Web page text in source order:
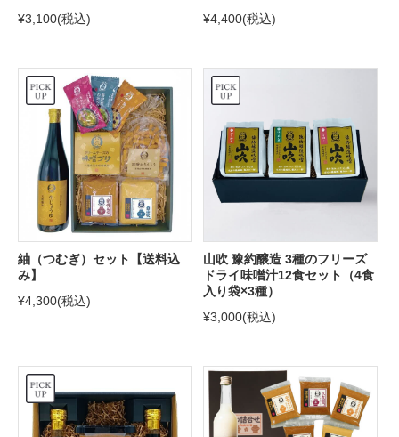
¥3,100(税込) ¥4,400(税込)
紬（つむぎ）セット【送料込
み】
¥4,300(税込)
山吹 豫約醸造 3種のフリーズ
ドライ味噌汁12食セット（4食
入り袋×3種）
¥3,000(税込)